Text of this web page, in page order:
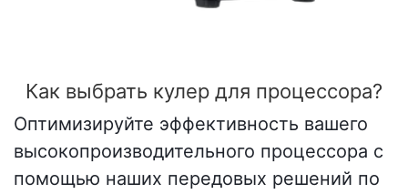
Как выбрать кулер для процессора?
Оптимизируйте эффективность вашего
высокопроизводительного процессора с
помощью наших передовых решений по